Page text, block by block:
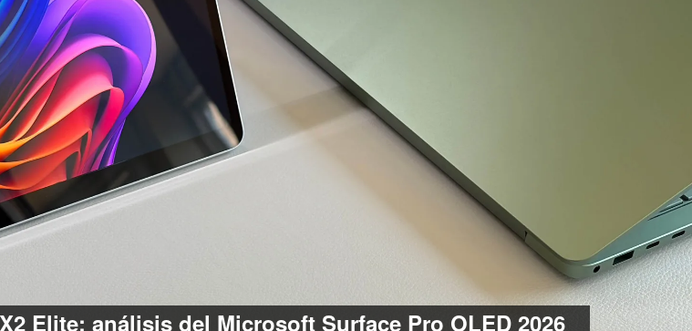
Elite: análisis del Microsoft Surface Pro OLED 2026